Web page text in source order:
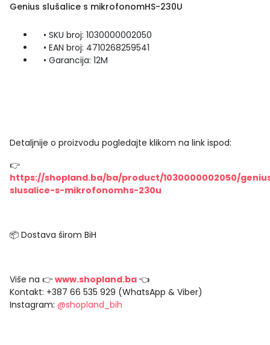
Genius slušalice s mikrofonomHS-230U
• SKU broj: 1030000002050
• EAN broj: 4710268259541
• Garancija: 12M
Detaljnije o proizvodu pogledajte klikom na link ispod:
👉
https://shopland.ba/ba/product/1030000002050/
slusalice-s-mikrofonomhs-230u
📦 Dostava širom BiH
Više na 👉 www.shopland.ba 👈
Kontakt: +387 66 535 929 (WhatsApp & Viber)
Instagram: @shopland_bih